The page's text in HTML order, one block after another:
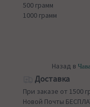
500 грамм
1000 грамм
Назад в
Доставка
При заказе от 1500
Новой Почты